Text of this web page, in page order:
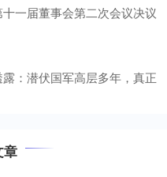
一届董事会第二次会议决议
：潜伏国军高层多年，真正
章